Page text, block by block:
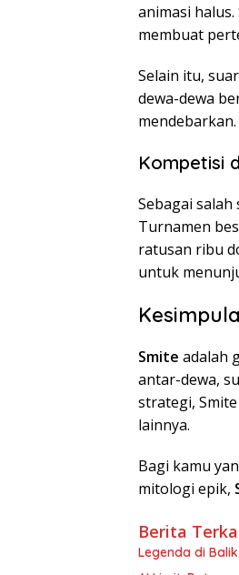
animasi
membuat
Selain itu,
dewa-dewa
mendebarkan.
Kompetisi
Sebagai
Turnamen
ratusan ribu
untuk
Smite adalah
antar-dewa,
strategi,
lainnya.
Bagi kamu
mitologi epik,
Berita
Legenda di